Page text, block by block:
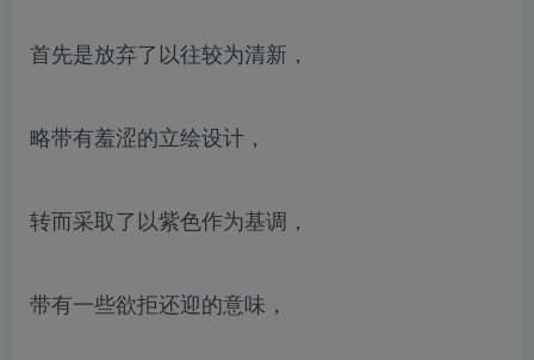
首先是放弃了以往较为清新，
略带有羞涩的立绘设计，
转而采取了以紫色作为基调，
带有一些欲拒还迎的意味，